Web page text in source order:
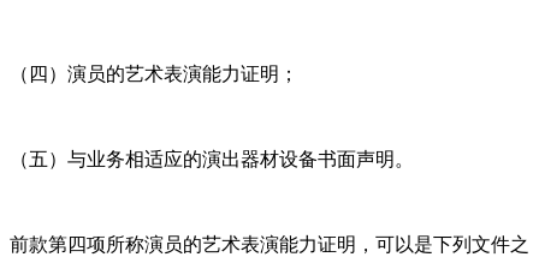
（四）演员的艺术表演能力证明；
（五）与业务相适应的演出器材设备书面声明。
前款第四项所称演员的艺术表演能力证明，可以是下列文件之